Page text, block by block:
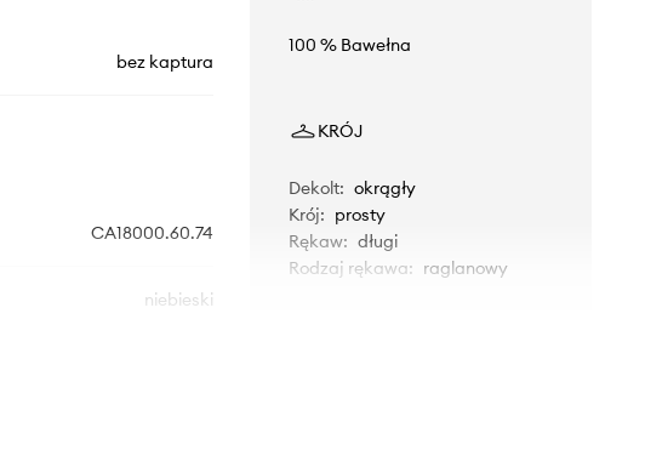
bez kaptura
CA18000.60.74
niebieski
100 % Bawełna
KRÓJ
Dekolt: okrągły
Krój: prosty
Rękaw: długi
Rodzaj rękawa: raglanowy